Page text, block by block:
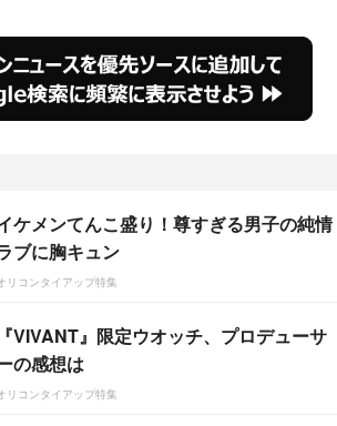
ケメンてんこ盛り！尊すぎる男子の純情
ブに胸キュン
リコンタイアップ特集
『VIVANT』限定ウオッチ、プロデューサ
の感想は
リコンタイアップ特集